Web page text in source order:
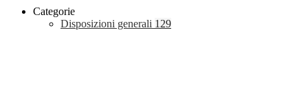
Categorie
Disposizioni generali 129